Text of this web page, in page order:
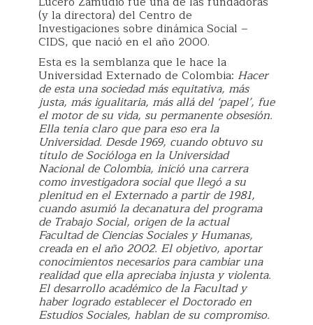
(y la directora) del Centro de
Investigaciones sobre dinámica Social –
CIDS, que nació en el año 2000.
Esta es la semblanza que le hace la
Universidad Externado de Colombia: Hacer
de esta una sociedad más equitativa, más
justa, más igualitaria, más allá del ‘papel’, fue
el motor de su vida, su permanente obsesión.
Ella tenía claro que para eso era la
Universidad. Desde 1969, cuando obtuvo su
título de Socióloga en la Universidad
Nacional de Colombia, inició una carrera
como investigadora social que llegó a su
plenitud en el Externado a partir de 1981,
cuando asumió la decanatura del programa
de Trabajo Social, origen de la actual
Facultad de Ciencias Sociales y Humanas,
creada en el año 2002. El objetivo, aportar
conocimientos necesarios para cambiar una
realidad que ella apreciaba injusta y violenta.
El desarrollo académico de la Facultad y
haber logrado establecer el Doctorado en
Estudios Sociales, hablan de su compromiso.